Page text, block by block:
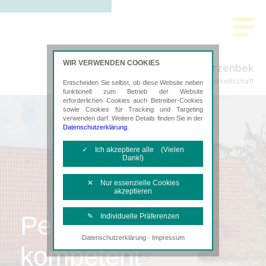
Schwarzenbek
Steuerberatungsgesellschaft
Persönlich,
kompetent
WIR VERWENDEN COOKIES
Entscheiden Sie selbst, ob diese Website neben
funktionell zum Betrieb der Website
erforderlichen Cookies auch Betreiber-Cookies
sowie Cookies für Tracking und Targeting
verwenden darf. Weitere Details finden Sie in der
Datenschutzerklärung
✓ Ich akzeptiere alle (Vielen
Dank!)
✕ Nur essenzielle Cookies
akzeptieren
✎ Individuelle Präferenzen
Notwendige Cookies
Diese Cookies sind erforderlich, um die
Datenschutzerklärung· Impressum